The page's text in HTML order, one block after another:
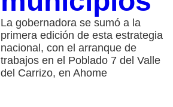
La gobernadora se sumó a la
primera edición de esta estrategia
nacional, con el arranque de
trabajos en el Poblado 7 del Valle
del Carrizo, en Ahome